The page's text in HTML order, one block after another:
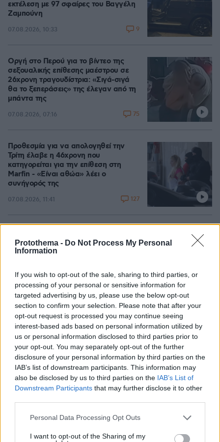
Protothema - Do Not Process My Personal
Information
If you wish to opt-out of the sale, sharing to third parties, or
processing of your personal or sensitive information for
targeted advertising by us, please use the below opt-out
section to confirm your selection. Please note that after your
opt-out request is processed you may continue seeing
interest-based ads based on personal information utilized by
us or personal information disclosed to third parties prior to
your opt-out. You may separately opt-out of the further
disclosure of your personal information by third parties on the
IAB’s list of downstream participants. This information may
also be disclosed by us to third parties on the IAB’s List of
Downstream Participants that may further disclose it to other
Please note that this website/app uses one or more Google
not limited to your visit or usage behaviour. You may click to
Personal Data Processing Opt Outs
I want to opt-out of the Sharing of my
εκτέλεση με 97 σφαίρες του Βαγγέλη
Ζαμπούνη
07.08.2026, 10:33 9
Οργή στο Περού για το βίντεο της
σεξουαλικής επίθεσης μαέστρου σε
26χρονη τραγουδίστρια: «Σιγά-σιγά
θα το ξεπεράσεις» της έλεγαν από τη
μπάντα της
07.08.2026, 07:16 75
Προθεσμία για να απολογηθεί την
Τρίτη έλαβε η 46χρονη που
κατηγορείται για την επίθεση στη
Marfin - «Είναι αθώα» λέει ο
συνήγορός της
07.08.2026, 11:41 127
αιολικού πάρκου στη Βοιωτία λόγω της
μεγάλης πυρκαγιάς, προφυλακίστηκαν
07.08.2026, 11:44 24
Πέθανε το άσπρο κουτάβι που
συμβίωνε με αγέλη λύκων στην
Κεντρική Μακεδονία: Καλό ταξίδι
μικρέ, δείτε βίντεο
06.08.2026, 16:39 202
Games